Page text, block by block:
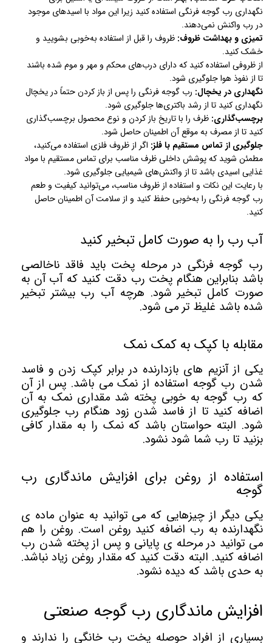
نگهداری رب گوجه فرنگی استفاده کنید زیرا این مواد با اسیدهای موجود
در رب واکنش نمی‌دهند.
تمیزی و بهداشت ظروف: ظروف را قبل از استفاده به‌خوبی بشویید و
خشک کنید.
از ظروفی استفاده کنید که دارای درب‌های محکم و مهر و موم شده باشند
تا از نفوذ هوا جلوگیری شود.
نگهداری در یخچال: رب گوجه فرنگی را پس از باز کردن حتماً در یخچال
نگهداری کنید تا از رشد باکتری‌ها جلوگیری شود.
برچسب‌گذاری: ظرف را با تاریخ باز کردن و نوع محصول برچسب‌گذاری
کنید تا از مصرف به موقع آن اطمینان حاصل شود.
جلوگیری از تماس مستقیم با فلز: اگر از ظروف فلزی استفاده می‌کنید،
مطمئن شوید که پوشش داخلی ظرف مناسب برای تماس مستقیم با مواد
غذایی اسیدی باشد تا از واکنش‌های شیمیایی جلوگیری شود.
با رعایت این نکات و استفاده از ظروف مناسب، می‌توانید کیفیت و طعم
رب گوجه فرنگی را به‌خوبی حفظ کنید و از سلامت آن اطمینان حاصل
کنید.
آب رب را به صورت کامل تبخیر کنید
رب گوجه فرنگی در مرحله پخت باید فاقد ناخالصی
باشد بنابراین هنگام پخت رب دقت کنید که آب آن به
صورت کامل تبخیر شود. هرچه آب رب بیشتر تبخیر
شده باشد غلیظ تر می شود.
مقابله با کپک به کمک نمک
یکی از آنزیم های بازدارنده در برابر کپک زدن و فاسد
شدن رب گوجه استفاده از نمک می باشد. پس از آن
که رب گوجه به خوبی پخته شد مقداری نمک به آن
اضافه کنید تا از فاسد شدن زود هنگام رب جلوگیری
شود. البته حواستان باشد که نمک را به مقدار کافی
بزنید تا رب شما شود نشود.
استفاده از روغن برای افزایش ماندگاری رب
گوجه
یکی دیگر از چیزهایی که می توانید به عنوان ماده ی
نگهدارنده به رب اضافه کنید روغن است. روغن را هم
می توانید در مرحله ی پایانی و پس از پخته شدن رب
اضافه کنید. البته دقت کنید که مقدار روغن زیاد نباشد.
به حدی باشد که دیده نشود.
افزایش ماندگاری رب گوجه صنعتی
بسیاری از افراد حوصله پخت رب خانگی را ندارند و